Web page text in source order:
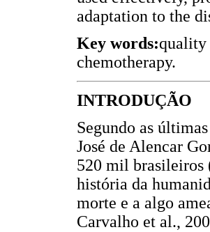
adaptation to the
Key words:quality
chemotherapy.
INTRODUÇÃO
Segundo as
José de Alencar
520 mil brasileiros
história da
morte e a algo
Carvalho et al.,